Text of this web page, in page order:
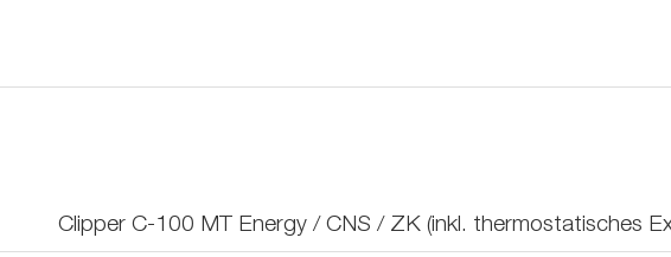
Clipper C-100 MT Energy / CNS / ZK (inkl. thermostatisches